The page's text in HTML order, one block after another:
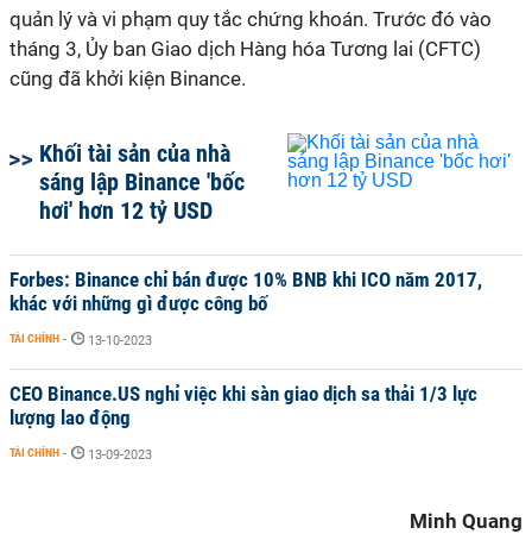
quản lý và vi phạm quy tắc chứng khoán. Trước đó vào
tháng 3, Ủy ban Giao dịch Hàng hóa Tương lai (CFTC)
cũng đã khởi kiện Binance.
Khối tài sản của nhà
sáng lập Binance 'bốc
hơi' hơn 12 tỷ USD
Forbes: Binance chỉ bán được 10% BNB khi ICO năm 2017,
khác với những gì được công bố
TÀI CHÍNH - 13-10-2023
CEO Binance.US nghỉ việc khi sàn giao dịch sa thải 1/3 lực
lượng lao động
TÀI CHÍNH - 13-09-2023
Minh Quang